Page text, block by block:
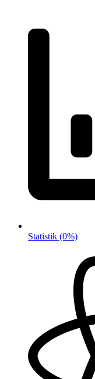
Statistik (0%)